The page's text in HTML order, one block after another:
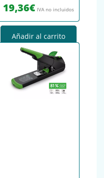
19,36€ IVA no incluidos
Añadir al carrito